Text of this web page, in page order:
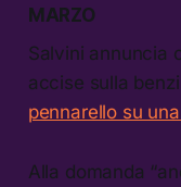
MARZO
Salvini annuncia
accise sulla
pennarello su
Alla domanda